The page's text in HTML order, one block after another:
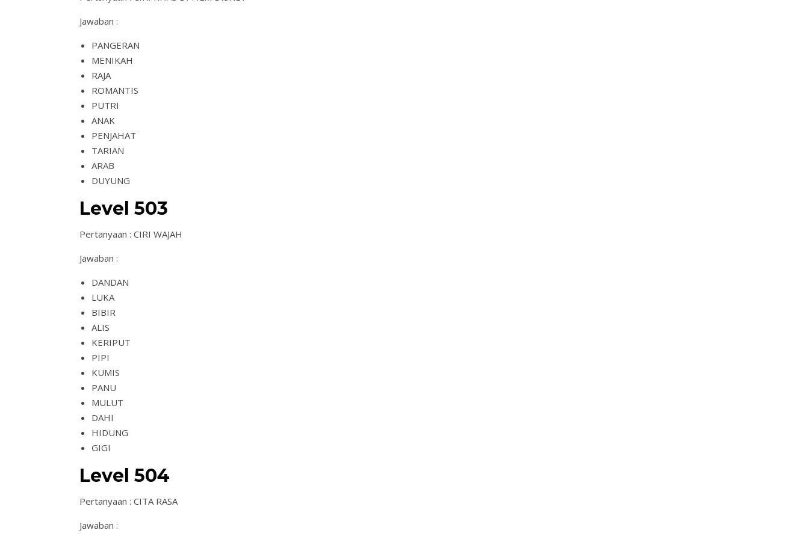
Jawaban :
PANGERAN
MENIKAH
RAJA
ROMANTIS
PUTRI
ANAK
PENJAHAT
TARIAN
ARAB
DUYUNG
Level 503
Pertanyaan : CIRI WAJAH
Jawaban :
DANDAN
LUKA
BIBIR
ALIS
KERIPUT
PIPI
KUMIS
PANU
MULUT
DAHI
HIDUNG
GIGI
Level 504
Pertanyaan : CITA RASA
Jawaban :